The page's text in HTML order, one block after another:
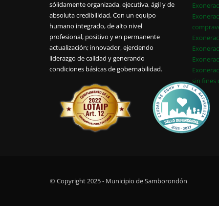
sólidamente organizada, ejecutiva, ágil y de
absoluta credibilidad. Con un equipo
humano integrado, de alto nivel
profesional, positivo y en permanente
actualización; innovador, ejerciendo
liderazgo de calidad y generando
condiciones básicas de gobernabilidad.
sin fines
© Copyright 2025 - Municipio de Samborondón